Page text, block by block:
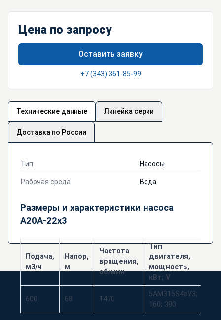
Цена по запросу
Оставить заявку
+7 (343) 361-85-99
Технические данные Линейка серии
Доставка по России
Тип Насосы
Рабочая среда Вода
Размеры и характеристики насоса
А20А-22х3
Подача,
м3/ч
Напор,
м
Частота
вращения,
об/мин
Тип
двигателя,
мощность,
кВт; V
600 68 1470
5АМ315S4eУ3;
160; 380